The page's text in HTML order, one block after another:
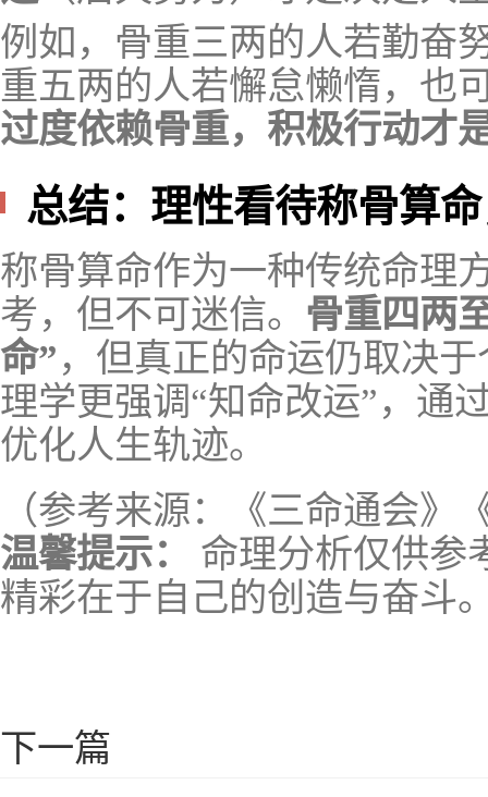
例如，骨重三两的人若勤奋
重五两的人若懈怠懒惰，也
过度依赖骨重，积极行动才
总结：理性看待称骨算
称骨算命作为一种传统命理
考，但不可迷信。 骨重四两
命” ，但真正的命运仍取决
理学更强调“知命改运”，通
优化人生轨迹。
（参考来源：《三命通会》
温馨提示：
命理分析仅供参
精彩在于自己的创造与奋斗
下一篇